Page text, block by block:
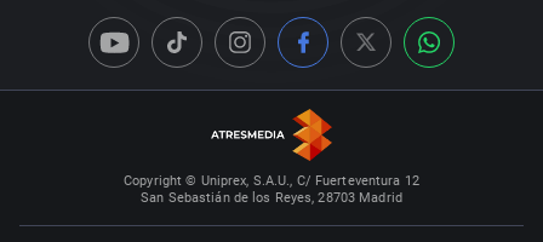
Copyright © Uniprex, S.A.U., C/ Fuerteventura 12
San Sebastián de los Reyes, 28703 Madrid